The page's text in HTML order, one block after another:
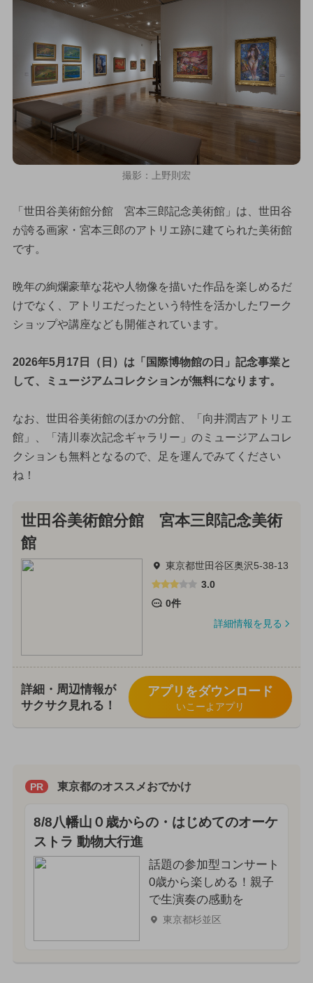
撮影：上野則宏
「世田谷美術館分館 宮本三郎記念美術館」は、世田谷
が誇る画家・宮本三郎のアトリエ跡に建てられた美術館
です。
晩年の絢爛豪華な花や人物像を描いた作品を楽しめるだ
けでなく、アトリエだったという特性を活かしたワーク
ショップや講座なども開催されています。
2026年5月17日（日）は「国際博物館の日」記念事業と
して、ミュージアムコレクションが無料になります。
なお、世田谷美術館のほかの分館、「向井潤吉アトリエ
館」、「清川泰次記念ギャラリー」のミュージアムコレ
クションも無料となるので、足を運んでみてください
ね！
世田谷美術館分館 宮本三郎記念美術
館
東京都世田谷区奥沢5-38-13
3.0
0件
詳細情報を見る
詳細・周辺情報が
サクサク見れる！
アプリをダウンロード
いこーよアプリ
PR 東京都のオススメおでかけ
8/8八幡山０歳からの・はじめてのオーケ
ストラ 動物大行進
話題の参加型コンサート
0歳から楽しめる！親子
で生演奏の感動を
東京都杉並区